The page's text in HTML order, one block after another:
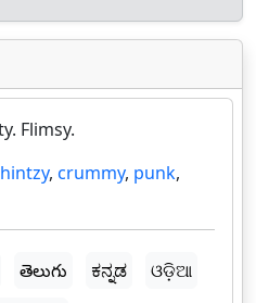
Flimsy.
, crummy, punk,
తెలుగు ಕನ್ನಡ
ଓଡ଼ିଆ